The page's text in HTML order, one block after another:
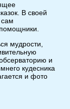
В своей
сам
мудрости,
и
кудесника
и фото